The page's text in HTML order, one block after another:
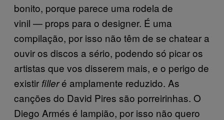
bonito, porque parece uma rodela de
vinil — props para o designer. É uma
compilação, por isso não têm de se chatear a
ouvir os discos a sério, podendo só picar os
artistas que vos disserem mais, e o perigo de
existir filleré amplamente reduzido. As
canções do David Pires são porreirinhas. O
Diego Armés é lampião, por isso não quero